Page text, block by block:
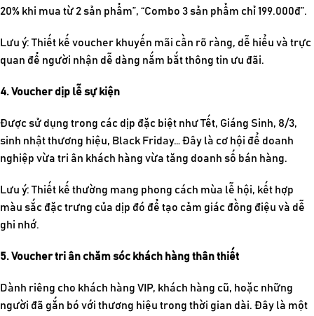
20% khi mua từ 2 sản phẩm”, “Combo 3 sản phẩm chỉ 199.000đ”.
Lưu ý:Thiết kế voucher khuyến mãi cần rõ ràng, dễ hiểu và trực
quan để người nhận dễ dàng nắm bắt thông tin ưu đãi.
4. Voucher dịp lễ sự kiện
Được sử dụng trong các dịp đặc biệt như Tết, Giáng Sinh, 8/3,
sinh nhật thương hiệu, Black Friday… Đây là cơ hội để doanh
nghiệp vừa tri ân khách hàng vừa tăng doanh số bán hàng.
Lưu ý: Thiết kế thường mang phong cách mùa lễ hội, kết hợp
màu sắc đặc trưng của dịp đó để tạo cảm giác đồng điệu và dễ
ghi nhớ.
5. Voucher tri ân chăm sóc khách hàng thân thiết
Dành riêng cho khách hàng VIP, khách hàng cũ, hoặc những
người đã gắn bó với thương hiệu trong thời gian dài. Đây là một